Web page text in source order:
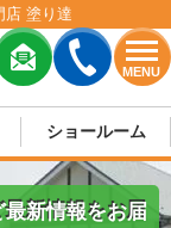
MENU
店 塗り達
ショールーム
新情報をお届